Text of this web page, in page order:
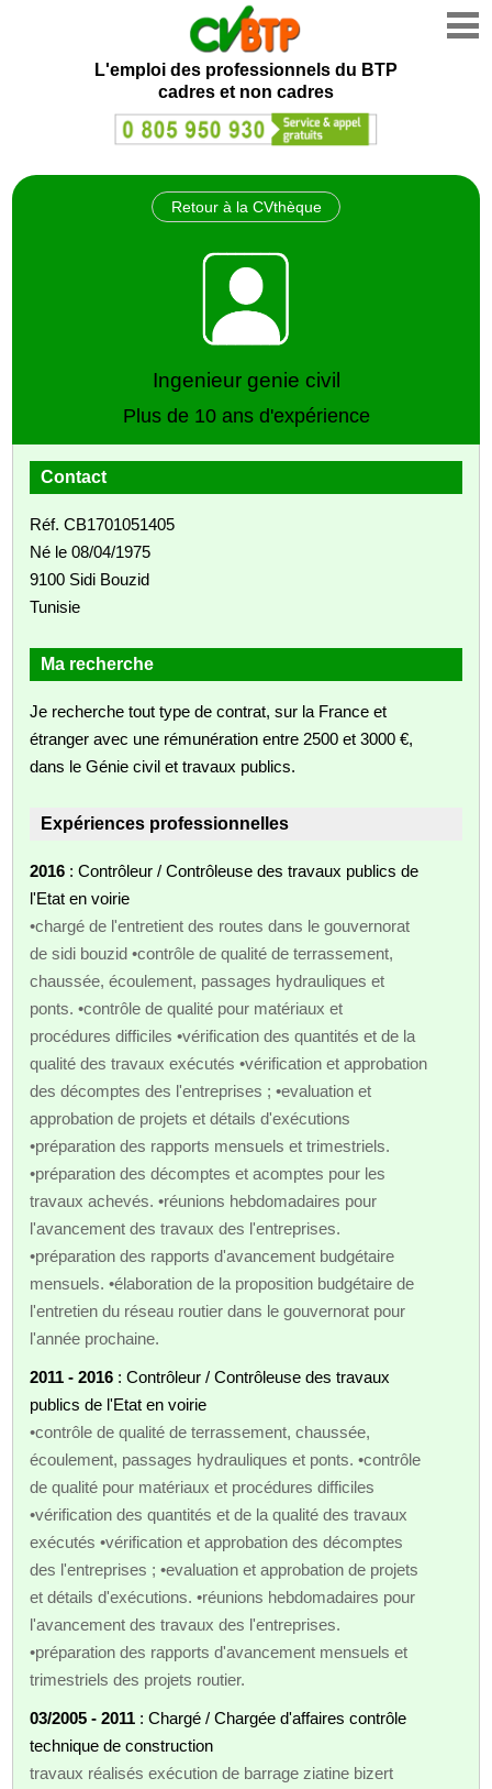
L'emploi des professionnels du BTP
cadres et non cadres
Retour à la CVthèque
Ingenieur genie civil
Plus de 10 ans d'expérience
Contact
Réf. CB1701051405
Né le 08/04/1975
9100 Sidi Bouzid
Tunisie
Ma recherche
Je recherche tout type de contrat, sur la France et
étranger avec une rémunération entre 2500 et 3000 €,
dans le Génie civil et travaux publics.
Expériences professionnelles
2016 : Contrôleur / Contrôleuse des travaux publics de
l'Etat en voirie
•chargé de l'entretient des routes dans le gouvernorat
de sidi bouzid •contrôle de qualité de terrassement,
chaussée, écoulement, passages hydrauliques et
ponts. •contrôle de qualité pour matériaux et
procédures difficiles •vérification des quantités et de la
qualité des travaux exécutés •vérification et approbation
des décomptes des l'entreprises ; •evaluation et
approbation de projets et détails d'exécutions
•préparation des rapports mensuels et trimestriels.
•préparation des décomptes et acomptes pour les
travaux achevés. •réunions hebdomadaires pour
l'avancement des travaux des l'entreprises.
•préparation des rapports d'avancement budgétaire
mensuels. •élaboration de la proposition budgétaire de
l'entretien du réseau routier dans le gouvernorat pour
l'année prochaine.
2011 - 2016 : Contrôleur / Contrôleuse des travaux
publics de l'Etat en voirie
•contrôle de qualité de terrassement, chaussée,
écoulement, passages hydrauliques et ponts. •contrôle
de qualité pour matériaux et procédures difficiles
•vérification des quantités et de la qualité des travaux
exécutés •vérification et approbation des décomptes
des l'entreprises ; •evaluation et approbation de projets
et détails d'exécutions. •réunions hebdomadaires pour
l'avancement des travaux des l'entreprises.
•préparation des rapports d'avancement mensuels et
trimestriels des projets routier.
03/2005 - 2011 : Chargé / Chargée d'affaires contrôle
technique de construction
travaux réalisés exécution de barrage ziatine bizert